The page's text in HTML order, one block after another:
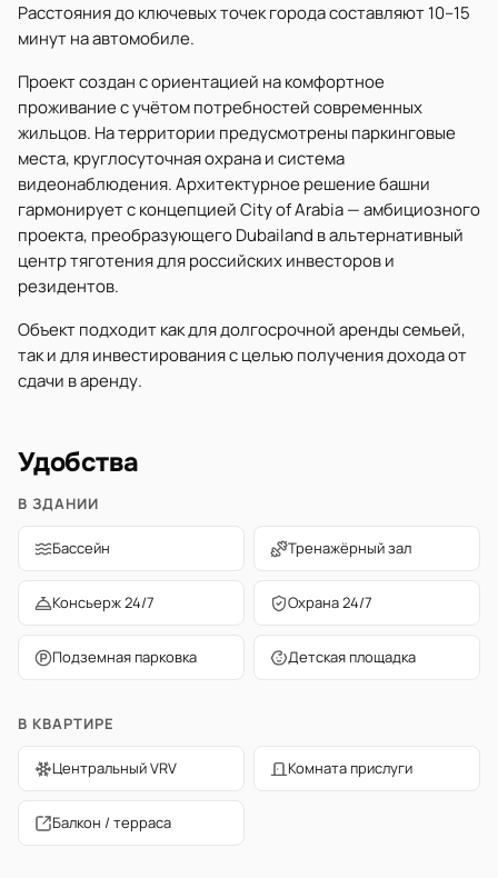
Расстояния до ключевых точек города составляют 10–15
минут на автомобиле.
Проект создан с ориентацией на комфортное
проживание с учётом потребностей современных
жильцов. На территории предусмотрены паркинговые
места, круглосуточная охрана и система
видеонаблюдения. Архитектурное решение башни
гармонирует с концепцией City of Arabia — амбициозного
проекта, преобразующего Dubailand в альтернативный
центр тяготения для российских инвесторов и
резидентов.
Объект подходит как для долгосрочной аренды семьей,
так и для инвестирования с целью получения дохода от
сдачи в аренду.
Удобства
В ЗДАНИИ
Бассейн Тренажёрный зал
Консьерж 24/7 Охрана 24/7
Подземная парковка Детская площадка
В КВАРТИРЕ
Центральный VRV Комната прислуги
Балкон / терраса